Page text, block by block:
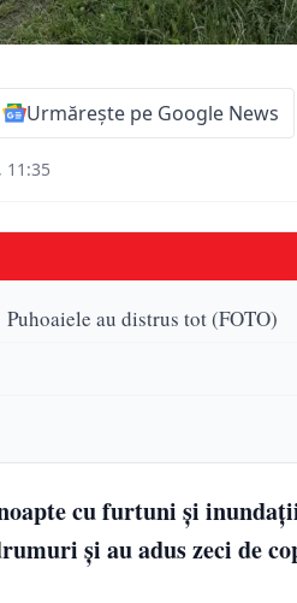
Urmărește pe Google News
11:35
au distrus tot (FOTO)
cu furtuni și
și au adus zeci de